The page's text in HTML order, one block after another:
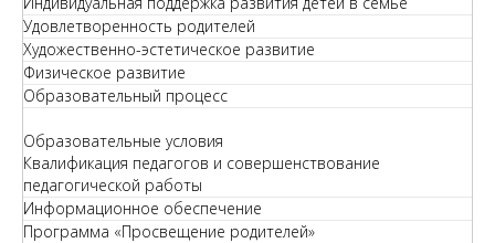
Удовлетворенность родителей
Художественно-эстетическое развитие
Физическое развитие
Образовательный процесс
Образовательные условия
Квалификация педагогов и совершенствование
педагогической работы
Информационное обеспечение
Программа «Просвещение родителей»